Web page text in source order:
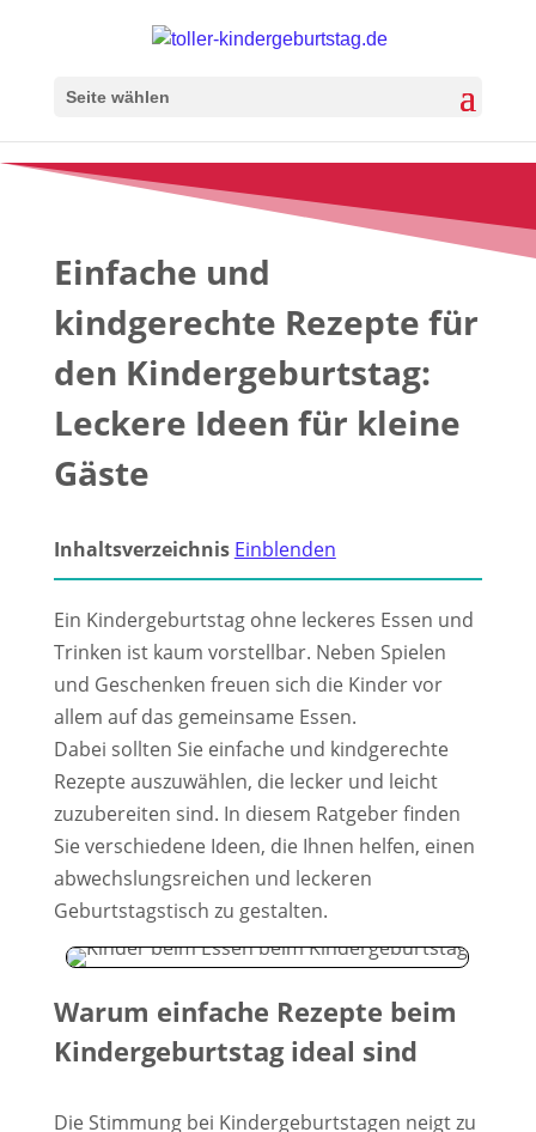
Seite wählen
Einfache und
kindgerechte Rezepte für
den Kindergeburtstag:
Leckere Ideen für kleine
Gäste
Inhaltsverzeichnis Einblenden
Ein Kindergeburtstag ohne leckeres Essen und
Trinken ist kaum vorstellbar. Neben Spielen
und Geschenken freuen sich die Kinder vor
allem auf das gemeinsame Essen.
Dabei sollten Sie einfache und kindgerechte
Rezepte auszuwählen, die lecker und leicht
zuzubereiten sind. In diesem Ratgeber finden
Sie verschiedene Ideen, die Ihnen helfen, einen
abwechslungsreichen und leckeren
Geburtstagstisch zu gestalten.
Warum einfache Rezepte beim
Kindergeburtstag ideal sind
Die Stimmung bei Kindergeburtstagen neigt zu